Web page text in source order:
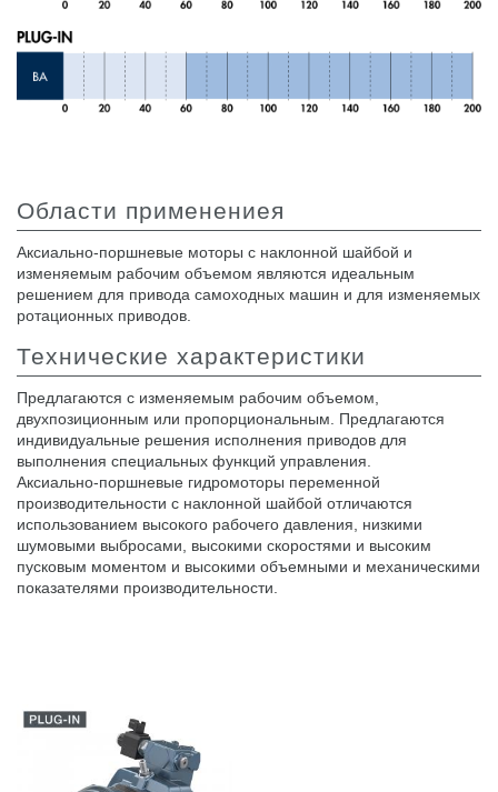
Области применениея
Аксиально-поршневые моторы с наклонной шайбой и
изменяемым рабочим объемом являются идеальным
решением для привода самоходных машин и для изменяемых
ротационных приводов.
Технические характеристики
Предлагаются с изменяемым рабочим объемом,
двухпозиционным или пропорциональным. Предлагаются
индивидуальные решения исполнения приводов для
выполнения специальных функций управления.
Аксиально-поршневые гидромоторы переменной
производительности с наклонной шайбой отличаются
использованием высокого рабочего давления, низкими
шумовыми выбросами, высокими скоростями и высоким
пусковым моментом и высокими объемными и механическими
показателями производительности.